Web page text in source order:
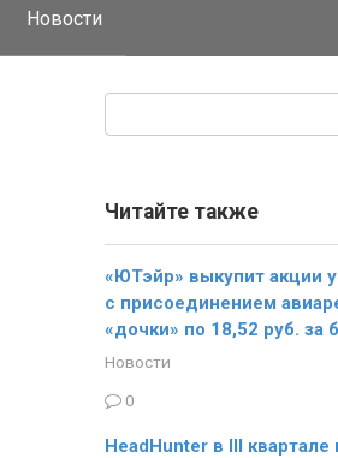
Новости
Читайте также
«ЮТэйр» выкупит акции
с присоединением
«дочки» по 18,52 руб. за
Новости
0
HeadHunter в III квартале